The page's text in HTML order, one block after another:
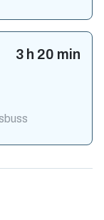
3h 20 min